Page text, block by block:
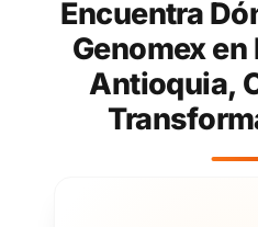
Encuentra
Genomex en
Antioquia,